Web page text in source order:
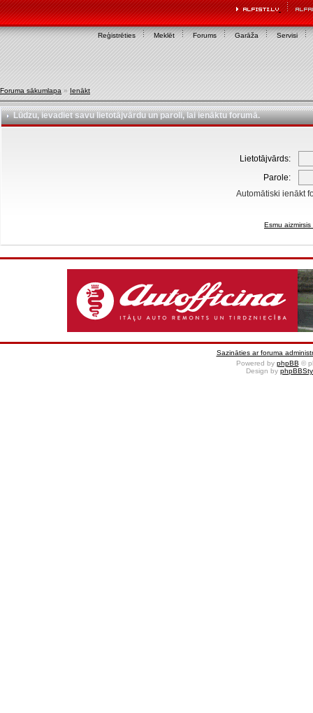
Reģistrēties Meklēt Forums Garāža Servisi
Foruma sākumlapa » Ienākt
Lūdzu, ievadiet savu lietotājvārdu un paroli, lai ienāktu forumā.
Lietotājvārds:
Parole:
Automātiski ienākt
Esmu
Sazināties ar foruma
Powered by phpBB ©
Design by